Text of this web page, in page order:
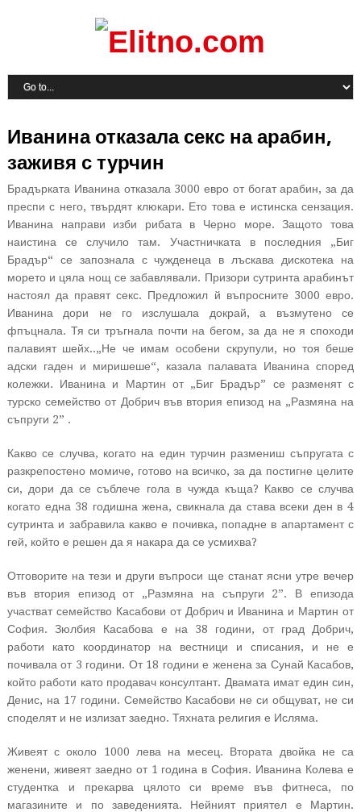
Иванина отказала секс на арабин,
заживя с турчин
Брадърката Иванина отказала 3000 евро от богат арабин, за да
преспи с него, твърдят клюкари. Ето това е истинска сензация.
Иванина направи изби рибата в Черно море. Защото това
наистина се случило там. Участничката в последния „Биг
Брадър“ се запознала с чужденеца в лъскава дискотека на
морето и цяла нощ се забавлявали. Призори сутринта арабинът
настоял да правят секс. Предложил й въпросните 3000 евро.
Иванина дори не го изслушала докрай, а възмутено се
фпъцнала. Тя си тръгнала почти на бегом, за да не я споходи
палавият шейх..„Не че имам особени скрупули, но тоя беше
адски гаден и миришеше“, казала палавата Иванина според
колежки. Иванина и Мартин от „Биг Брадър” се разменят с
турско семейство от Добрич във втория епизод на „Размяна на
съпруги 2” .
Какво се случва, когато на един турчин размениш съпругата с
разкрепостено момиче, готово на всичко, за да постигне целите
си, дори да се съблече гола в чужда къща? Какво се случва
когато една 38 годишна жена, свикнала да става всеки ден в 4
сутринта и забравила какво е почивка, попадне в апартамент с
гей, който е решен да я накара да се усмихва?
Отговорите на тези и други въпроси ще станат ясни утре вечер
във втория епизод от „Размяна на съпруги 2”. В епизода
участват семейство Касабови от Добрич и Иванина и Мартин от
София. Зюлбия Касабова е на 38 години, от град Добрич,
работи като координатор на вестници и списания, и не е
почивала от 3 години. От 18 години е женена за Сунай Касабов,
който работи като продавач консултант. Двамата имат един син,
Денис, на 17 години. Семейство Касабови не си общуват, не си
споделят и не излизат заедно. Тяхната религия е Исляма.
Живеят с около 1000 лева на месец. Втората двойка не са
женени, живеят заедно от 1 година в София. Иванина Колева е
студентка и прекарва цялото си време във фитнеса, по
магазините и по заведенията. Нейният приятел е Мартин.